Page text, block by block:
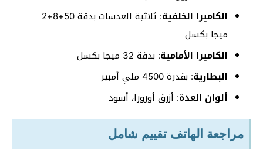
الكاميرا الخلفية
: ثلاثية العدسات بدقة 50+8+2
ميجا بكسل
الكاميرا الأمامية: بدقة 32 ميجا بكسل
البطارية: بقدرة 4500 ملي أمبير
ألوان العدة: أزرق أورورا، أسود
مراجعة الهاتف تقييم شامل